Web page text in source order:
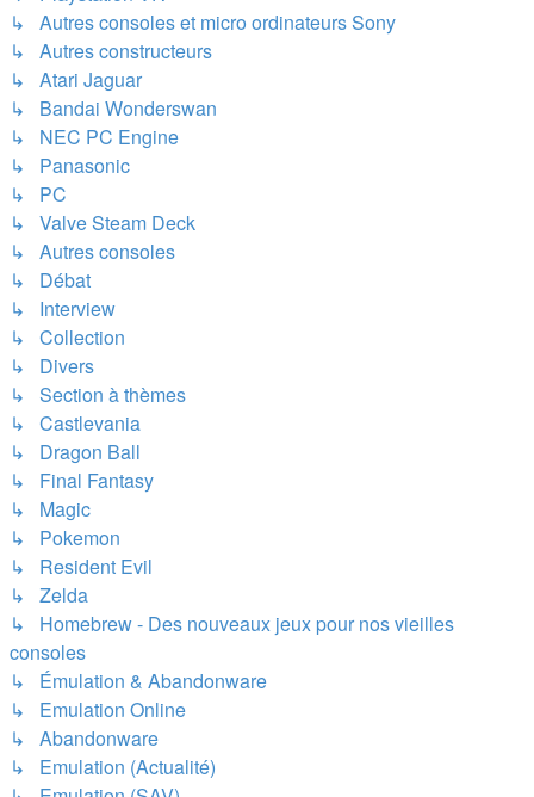
↳ Autres consoles et micro ordinateurs Sony
↳ Autres constructeurs
↳ Atari Jaguar
↳ Bandai Wonderswan
↳ NEC PC Engine
↳ Panasonic
↳ PC
↳ Valve Steam Deck
↳ Autres consoles
↳ Débat
↳ Interview
↳ Collection
↳ Divers
↳ Section à thèmes
↳ Castlevania
↳ Dragon Ball
↳ Final Fantasy
↳ Magic
↳ Pokemon
↳ Resident Evil
↳ Zelda
↳ Homebrew - Des nouveaux jeux pour nos vieilles
consoles
↳ Émulation & Abandonware
↳ Emulation Online
↳ Abandonware
↳ Emulation (Actualité)